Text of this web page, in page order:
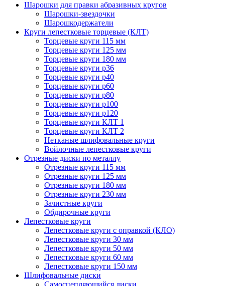
Шарошки для правки абразивных кругов
Шарошки-звездочки
Шарошкодержатели
Круги лепестковые торцевые (КЛТ)
Торцевые круги 115 мм
Торцевые круги 125 мм
Торцевые круги 180 мм
Торцевые круги p36
Торцевые круги p40
Торцевые круги p60
Торцевые круги p80
Торцевые круги p100
Торцевые круги p120
Торцевые круги КЛТ 1
Торцевые круги КЛТ 2
Нетканые шлифовальные круги
Войлочные лепестковые круги
Отрезные диски по металлу
Отрезные круги 115 мм
Отрезные круги 125 мм
Отрезные круги 180 мм
Отрезные круги 230 мм
Зачистные круги
Обдирочные круги
Лепестковые круги
Лепестковые круги с оправкой (КЛО)
Лепестковые круги 30 мм
Лепестковые круги 50 мм
Лепестковые круги 60 мм
Лепестковые круги 150 мм
Шлифовальные диски
Самосцепляющийся диски